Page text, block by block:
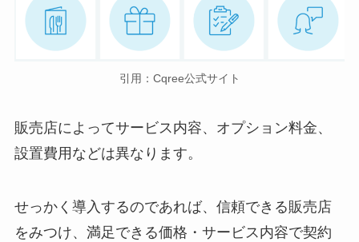
引用：Cqree公式サイト
販売店によってサービス内容、オプション料金、
設置費用などは異なります。
せっかく導入するのであれば、信頼できる販売店
をみつけ、満足できる価格・サービス内容で契約